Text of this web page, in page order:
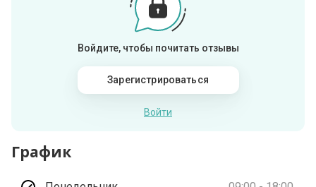
Войдите, чтобы почитать отзывы
Зарегистрироваться
Войти
График